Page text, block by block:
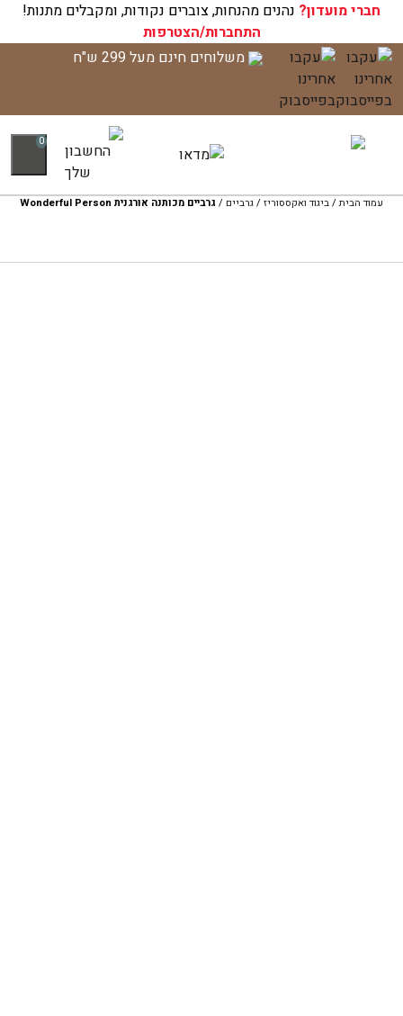
חברי מועדון? נהנים מהנחות, צוברים נקודות, ומקבלים מתנות!
התחברות/הצטרפות
דלג
לתוכן
משלוחים חינם מעל 299 ש"ח
0
עגלת הקניות שלך ריקה כעת!
עמוד הבית/ביגוד ואקססוריז/גרביים / גרביים מכותנה אורגנית Wonderful Person